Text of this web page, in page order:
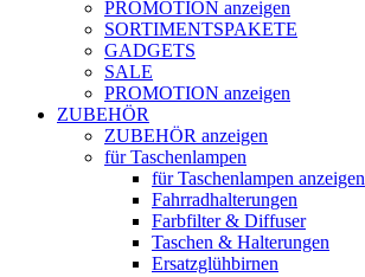
PROMOTION anzeigen
SORTIMENTSPAKETE
GADGETS
SALE
PROMOTION anzeigen
ZUBEHÖR
ZUBEHÖR anzeigen
für Taschenlampen
für Taschenlampen anzeigen
Fahrradhalterungen
Farbfilter & Diffuser
Taschen & Halterungen
Ersatzglühbirnen